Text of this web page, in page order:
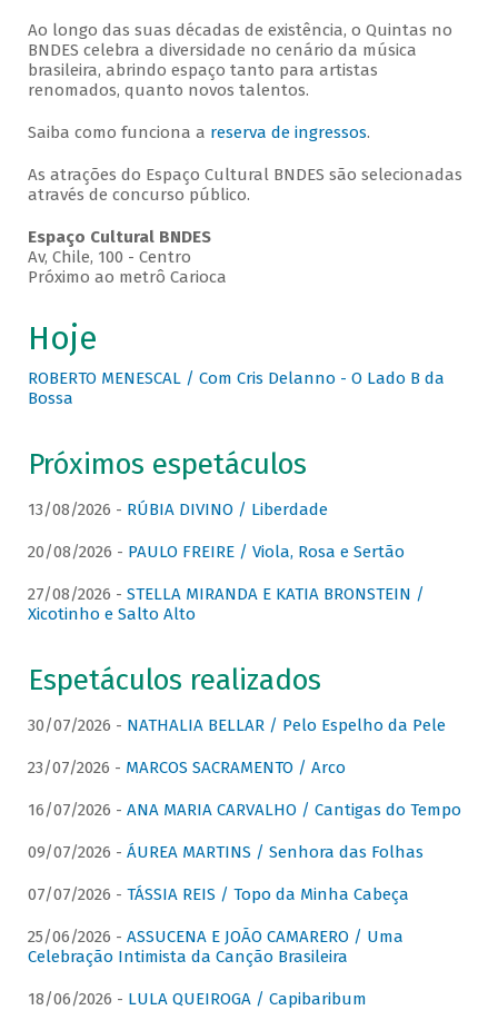
Ao longo das suas décadas de existência, o Quintas no
BNDES celebra a diversidade no cenário da música
brasileira, abrindo espaço tanto para artistas
renomados, quanto novos talentos.
Saiba como funciona a reserva de ingressos.
As atrações do Espaço Cultural BNDES são selecionadas
através de concurso público.
Espaço Cultural BNDES
Av, Chile, 100 - Centro
Próximo ao metrô Carioca
Hoje
ROBERTO MENESCAL / Com Cris Delanno - O Lado B da
Bossa
Próximos espetáculos
13/08/2026 - RÚBIA DIVINO / Liberdade
20/08/2026 - PAULO FREIRE / Viola, Rosa e Sertão
27/08/2026 - STELLA MIRANDA E KATIA BRONSTEIN /
Xicotinho e Salto Alto
Espetáculos realizados
30/07/2026 - NATHALIA BELLAR / Pelo Espelho da Pele
23/07/2026 - MARCOS SACRAMENTO / Arco
16/07/2026 - ANA MARIA CARVALHO / Cantigas do Tempo
09/07/2026 - ÁUREA MARTINS / Senhora das Folhas
07/07/2026 - TÁSSIA REIS / Topo da Minha Cabeça
25/06/2026 - ASSUCENA E JOÃO CAMARERO / Uma
Celebração Intimista da Canção Brasileira
18/06/2026 - LULA QUEIROGA / Capibaribum